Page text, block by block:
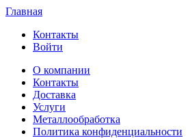
Главная
Контакты
Войти
О компании
Контакты
Доставка
Услуги
Металлообработка
Политика конфиденциальности